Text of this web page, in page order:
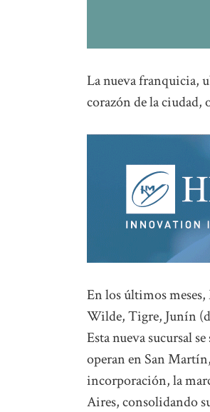
La nueva franquicia,
corazón de la ciudad,
En los últimos
Wilde, Tigre, Junín
Esta nueva sucursal
operan en San
incorporación, la
Aires, consolidando